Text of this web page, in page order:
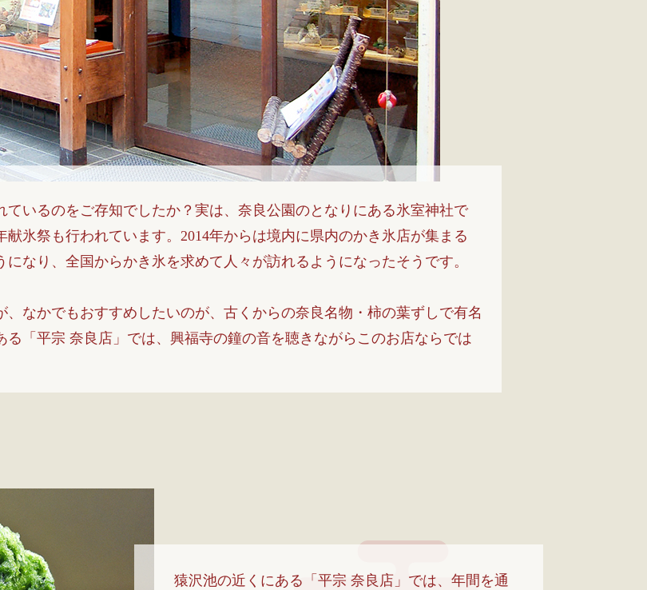
いるのをご存知でしたか？実は、奈良公園のとなりにある氷室神社で
氷祭も行われています。2014年からは境内に県内のかき氷店が集まる
になり、全国からかき氷を求めて人々が訪れるようになったそうです。
なかでもおすすめしたいのが、古くからの奈良名物・柿の葉ずしで有名
「平宗 奈良店」では、興福寺の鐘の音を聴きながらこのお店ならでは
猿沢池の近くにある「平宗 奈良店」では、年間を通